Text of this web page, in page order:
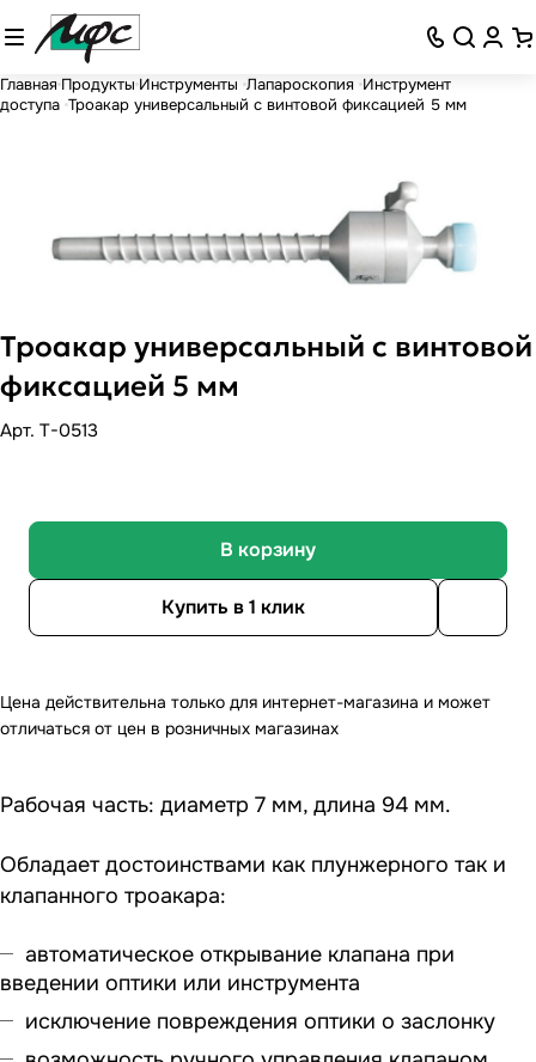
Главная Продукты Инструменты Лапароскопия Инструмент
доступа Троакар универсальный с винтовой фиксацией 5 мм
Троакар универсальный с винтовой
фиксацией 5 мм
Арт. T-0513
В корзину
Купить в 1 клик
Цена действительна только для интернет-магазина и может
отличаться от цен в розничных магазинах
Рабочая часть: диаметр 7 мм, длина 94 мм.
Обладает достоинствами как плунжерного так и
клапанного троакара:
автоматическое открывание клапана при
введении оптики или инструмента
исключение повреждения оптики о заслонку